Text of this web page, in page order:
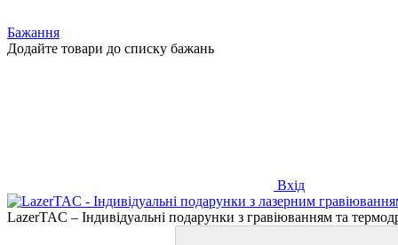
Бажання
Додайте товари до списку бажань
Вхід
LazerTAC – Індивідуальні подарунки з гравіюванням та